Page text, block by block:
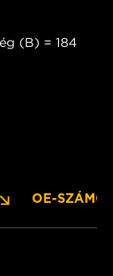
(B) = 184
OE-